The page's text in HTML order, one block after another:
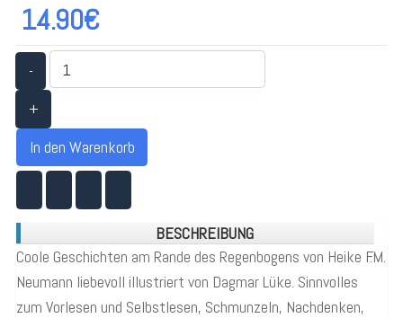
14.90€
-
+
In den Warenkorb
BESCHREIBUNG
Coole Geschichten am Rande des Regenbogens von Heike F.M.
Neumann liebevoll illustriert von Dagmar Lüke. Sinnvolles
zum Vorlesen und Selbstlesen, Schmunzeln, Nachdenken,